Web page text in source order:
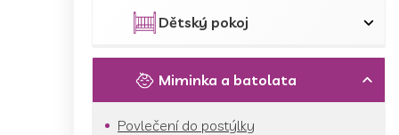
Dětský pokoj
Miminka a batolata
Povlečení do postýlky